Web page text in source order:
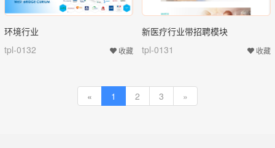
环境行业
tpl-0132
收藏
新医疗行业带招聘模块
tpl-0131
收藏
« 1 2 3 »